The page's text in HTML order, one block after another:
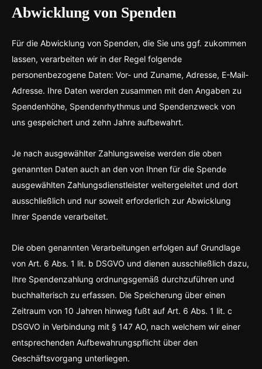
Abwicklung von Spenden
Für die Abwicklung von Spenden, die Sie uns ggf. zukommen
lassen, verarbeiten wir in der Regel folgende
personenbezogene Daten: Vor- und Zuname, Adresse, E-Mail-
Adresse. Ihre Daten werden zusammen mit den Angaben zu
Spendenhöhe, Spendenrhythmus und Spendenzweck von
uns gespeichert und zehn Jahre aufbewahrt.
Je nach ausgewählter Zahlungsweise werden die oben
genannten Daten auch an den von Ihnen für die Spende
ausgewählten Zahlungsdienstleister weitergeleitet und dort
ausschließlich und nur soweit erforderlich zur Abwicklung
Ihrer Spende verarbeitet.
Die oben genannten Verarbeitungen erfolgen auf Grundlage
von Art. 6 Abs. 1 lit. b DSGVO und dienen ausschließlich dazu,
Ihre Spendenzahlung ordnungsgemäß durchzuführen und
buchhalterisch zu erfassen. Die Speicherung über einen
Zeitraum von 10 Jahren hinweg fußt auf Art. 6 Abs. 1 lit. c
DSGVO in Verbindung mit § 147 AO, nach welchem wir einer
entsprechenden Aufbewahrungspflicht über den
Geschäftsvorgang unterliegen.